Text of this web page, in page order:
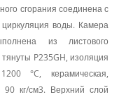
сгорания соединена с
воды. Камера
из листового
P235GH, изоляция
°C, керамическая,
кг/см3. Верхний слой